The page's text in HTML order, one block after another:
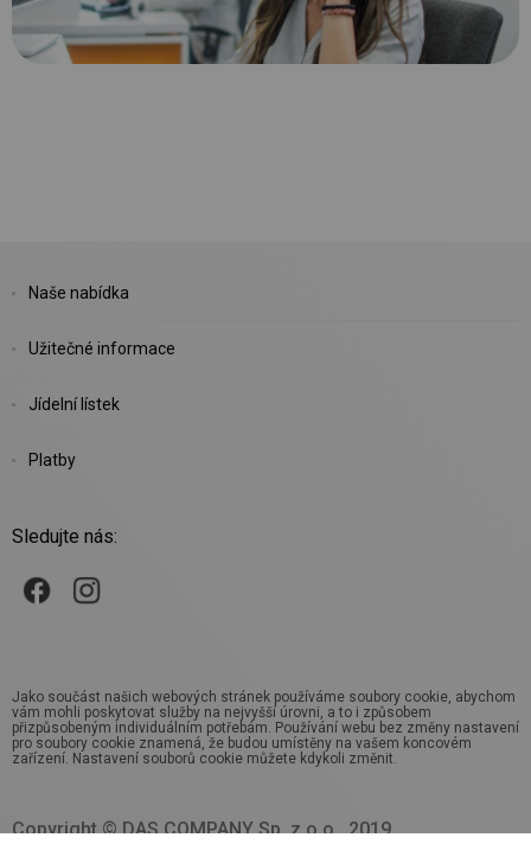
Naše nabídka
Užitečné informace
Jídelní lístek
Platby
Sledujte nás:
Jako součást našich webových stránek používáme soubory cookie, abychom
vám mohli poskytovat služby na nejvyšší úrovni, a to i způsobem
přizpůsobeným individuálním potřebám. Používání webu bez změny nastavení
pro soubory cookie znamená, že budou umístěny na vašem koncovém
zařízení. Nastavení souborů cookie můžete kdykoli změnit.
Copyright © DAS COMPANY Sp. z o.o., 2019.